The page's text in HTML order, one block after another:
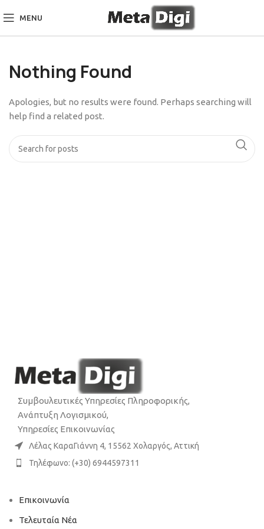
MENU
Nothing Found
Apologies, but no results were found. Perhaps searching will
help find a related post.
Συμβουλευτικές Υπηρεσίες Πληροφορικής,
Ανάπτυξη Λογισμικού,
Υπηρεσίες Επικοινωνίας
Λέλας ΚαραΓιάννη 4, 15562 Χολαργός, Αττική
Τηλέφωνο: (+30) 6944597311
Επικοινωνία
Τελευταία Νέα